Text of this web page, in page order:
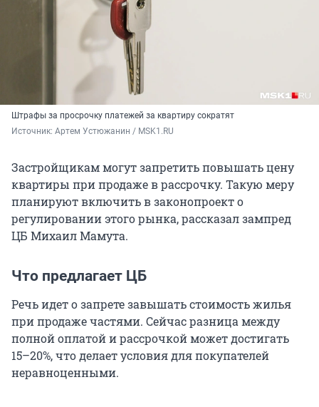
Штрафы за просрочку платежей за квартиру сократят
Источник: Артем Устюжанин / MSK1.RU
Застройщикам могут запретить повышать цену
квартиры при продаже в рассрочку. Такую меру
планируют включить в законопроект о
регулировании этого рынка, рассказал зампред
ЦБ Михаил Мамута.
Что предлагает ЦБ
Речь идет о запрете завышать стоимость жилья
при продаже частями. Сейчас разница между
полной оплатой и рассрочкой может достигать
15–20%, что делает условия для покупателей
неравноценными.